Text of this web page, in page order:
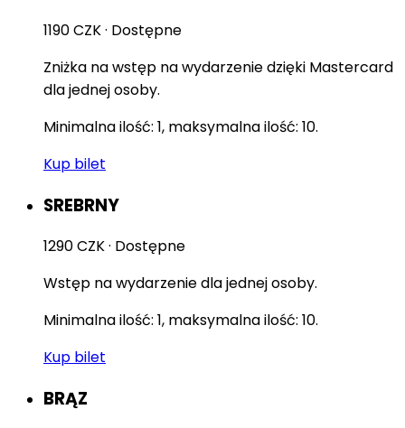
1190 CZK· Dostępne
Zniżka na wstęp na wydarzenie dzięki Mastercard
dla jednej osoby.
Minimalna ilość: 1, maksymalna ilość: 10.
Kup bilet
SREBRNY
1290 CZK· Dostępne
Wstęp na wydarzenie dla jednej osoby.
Minimalna ilość: 1, maksymalna ilość: 10.
Kup bilet
BRĄZ